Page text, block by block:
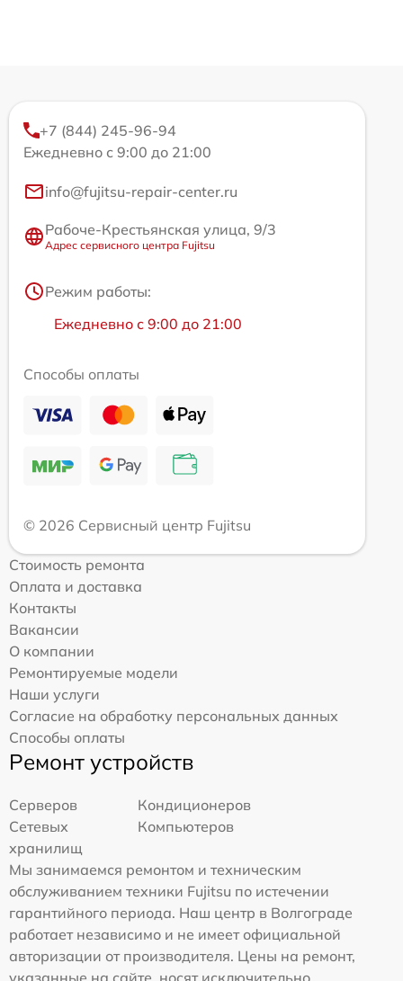
+7 (844) 245-96-94
Ежедневно с 9:00 до 21:00
info@fujitsu-repair-center.ru
Рабоче-Крестьянская улица, 9/3
Адрес сервисного центра Fujitsu
Режим работы:
Ежедневно с 9:00 до 21:00
Способы оплаты
© 2026 Сервисный центр Fujitsu
Стоимость ремонта
Оплата и доставка
Контакты
Вакансии
О компании
Ремонтируемые модели
Наши услуги
Согласие на обработку персональных данных
Способы оплаты
Ремонт устройств
Серверов
Кондиционеров
Сетевых
хранилищ
Компьютеров
Мы занимаемся ремонтом и техническим
обслуживанием техники Fujitsu по истечении
гарантийного периода. Наш центр в Волгограде
работает независимо и не имеет официальной
авторизации от производителя. Цены на ремонт,
указанные на сайте, носят исключительно